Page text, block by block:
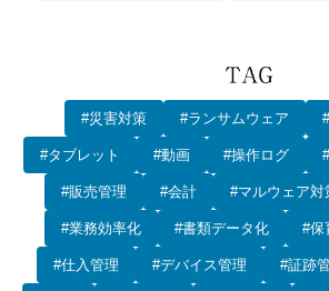
#災害対策 #ランサムウェア
#タブレット #動画 #操作ログ
#販売管理 #会計 #マルウェア対
#業務効率化 #書類データ化 #保
#仕入管理 #デバイス管理 #証跡